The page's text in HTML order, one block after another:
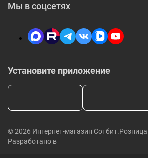
Установите приложение
Мы в соцсетях
© 2026 Интернет-магазин Сотбит.Розница
Разработано в